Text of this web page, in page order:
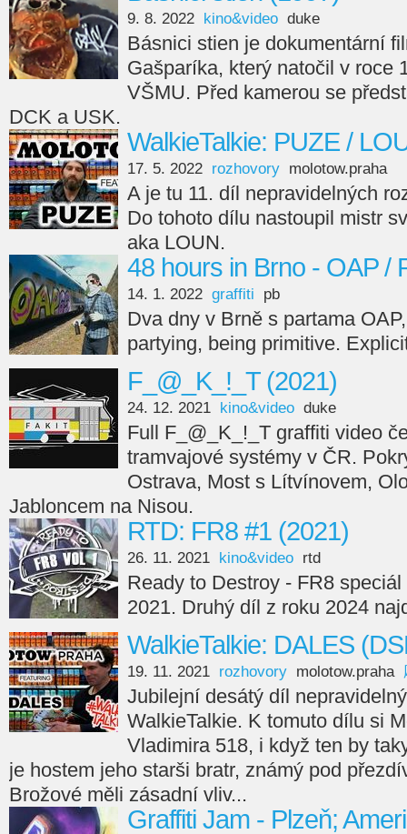
9. 8. 2022 kino&video duke
Básnici stien je dokumentární
Gašparíka, který natočil v roce
VŠMU. Před kamerou se
DCK a USK.
WalkieTalkie: PUZE /
17. 5. 2022 rozhovory molotow.praha
A je tu 11. díl nepravidelných
Do tohoto dílu nastoupil mistr
aka LOUN.
48 hours in Brno - OAP /
14. 1. 2022 graffiti pb
Dva dny v Brně s partama
partying, being primitive.
F_@_K_!_T (2021)
24. 12. 2021 kino&video duke
Full F_@_K_!_T graffiti video
tramvajové systémy v ČR.
Ostrava, Most s Lítvínovem,
Jabloncem na Nisou.
RTD: FR8 #1 (2021)
26. 11. 2021 kino&video rtd
Ready to Destroy - FR8
2021. Druhý díl z roku 2024
WalkieTalkie: DALES
19. 11. 2021 rozhovory molotow.praha
Jubilejní desátý díl
WalkieTalkie. K tomuto dílu si
Vladimira 518, i když ten by
je hostem jeho starši bratr, známý pod
Brožové měli zásadní vliv...
Graffiti Jam - Plzeň;